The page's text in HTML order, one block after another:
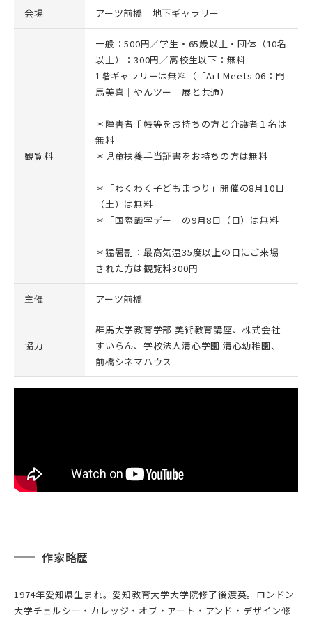
会場 アーツ前橋 地下ギャラリー
観覧料
一般：500円／学生・65歳以上・団体（10名
以上）：300円／高校生以下：無料
1階ギャラリーは無料（「Art Meets 06：門
馬美喜｜やんツー」展と共通）
＊障害者手帳等をお持ちの方と介護者１名は
無料
＊児童扶養手当証書をお持ちの方は無料
＊「わくわく子どもまつり」開催の8月10日
（土）は無料
＊「国際識字デー」の9月8日（日）は無料
＊猛暑割：最高気温35度以上の日にご来場
された方は観覧料300円
主催 アーツ前橋
協力
群馬大学教育学部 美術教育講座、株式会社
すいらん、学校法人清心学園 清心幼稚園、
前橋シネマハウス
作家略歴
1974年愛知県生まれ。愛知教育大学大学院修了後渡英。ロンドン
大学チェルシー・カレッジ・オブ・アート・アンド・デザイン修